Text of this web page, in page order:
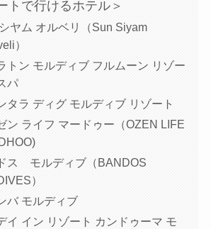
トで行けるホテル＞
ヤム オルベリ（Sun Siyam
）
トン モルディブ フルムーン リゾー
パ
タラ ディグ モルディブ リゾート
ン ライフ マードゥー（OZEN LIFE
ス モルディブ（BANDOS
）
バ モルディブ
イ イン リゾート カンドゥーマ モ